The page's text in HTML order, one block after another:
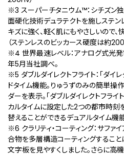
※3 スーパーチタニウム™：シチズン
面硬化技術デュラテクトを施しステ
キズに強く、軽く肌にもやさしいので
（ステンレスのビッカース硬度は約
※4 世界最速レベル：アナログ式光
年5月当社調べ。
※5 ダブルダイレクトフライト：「ダイ
ドタイム機能。りゅうずのみの簡単操
ダーを表示。「ダブルダイレクトフライ
カルタイムに設定した2つの都市時刻
替えることができるデュアルタイム機
※6 クラリティ・コーティング：サファ
合物を多層構造コーティングするこ
文字板を見やすくしました。さらに